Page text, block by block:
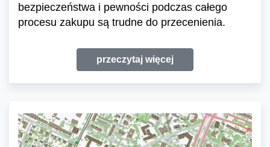
bezpieczeństwa i pewności podczas całego
procesu zakupu są trudne do przecenienia.
przeczytaj więcej